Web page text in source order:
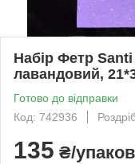
Набір Фетр Santi
лавандовий,
Готово до відправки
Код: 742936
135 ₴/